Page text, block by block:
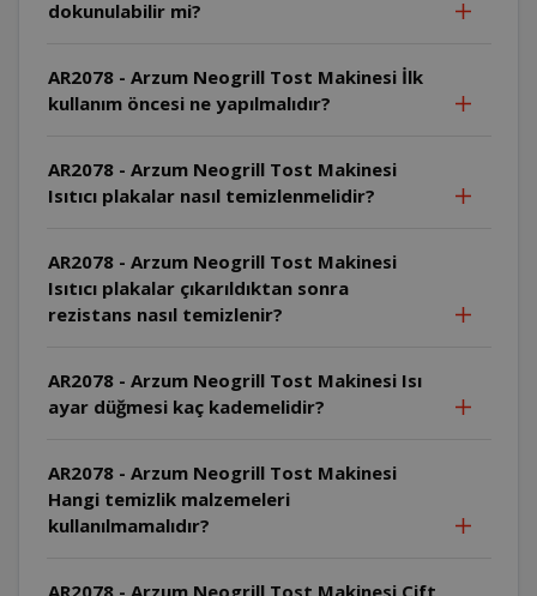
dokunulabilir mi?
AR2078 - Arzum Neogrill Tost Makinesi İlk
kullanım öncesi ne yapılmalıdır?
AR2078 - Arzum Neogrill Tost Makinesi
Isıtıcı plakalar nasıl temizlenmelidir?
AR2078 - Arzum Neogrill Tost Makinesi
Isıtıcı plakalar çıkarıldıktan sonra
rezistans nasıl temizlenir?
AR2078 - Arzum Neogrill Tost Makinesi Isı
ayar düğmesi kaç kademelidir?
AR2078 - Arzum Neogrill Tost Makinesi
Hangi temizlik malzemeleri
kullanılmamalıdır?
AR2078 - Arzum Neogrill Tost Makinesi Çift